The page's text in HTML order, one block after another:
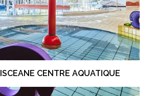
CENTRE AQUATIQUE
CENTRE AQUATIQUE